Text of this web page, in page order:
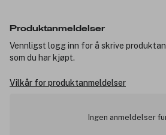
Produktanmeldelser
Vennligst logg inn for å skrive
som du har kjøpt.
Vilkår for produktanmeldelser
Ingen anmeldelser